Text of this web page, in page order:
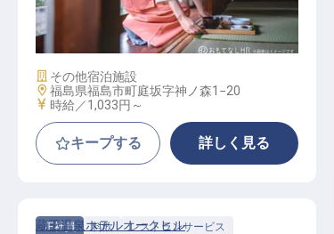
食事準備・食事提供接待業務
施設業態
その他宿泊施設
勤務地
福島県福島市町庭坂字神ノ森1−20
給与
時給／1,033円～
キープする 詳しく見る
正社員 料飲 レストランサービス
蔵王温泉ホテルオークヒル